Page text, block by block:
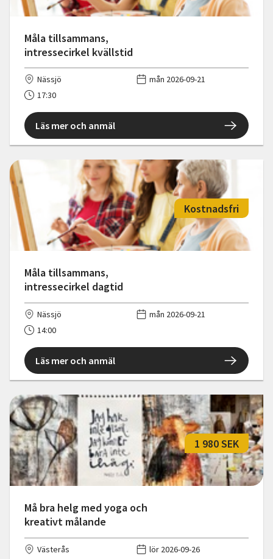
Måla tillsammans,
intressecirkel kvällstid
Nässjö
mån 2026-09-21
17:30
Läs mer och anmäl
Måla tillsammans,
intressecirkel dagtid
Kostnadsfri
Nässjö
mån 2026-09-21
14:00
Läs mer och anmäl
Må bra helg med yoga och
kreativt målande
1 980 SEK
Västerås lör 2026-09-26